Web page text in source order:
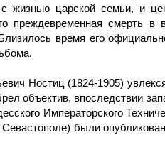
царской семьи, и
смерть в
время его
Ностиц (1824-1905)
объектив, впоследствии
Императорского
были